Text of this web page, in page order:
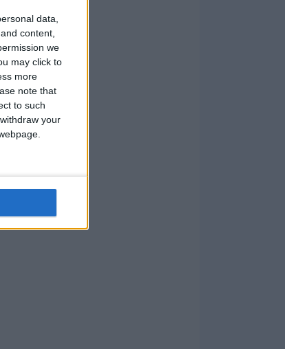
data,
content,
we
may click to
more
note that
to such
your